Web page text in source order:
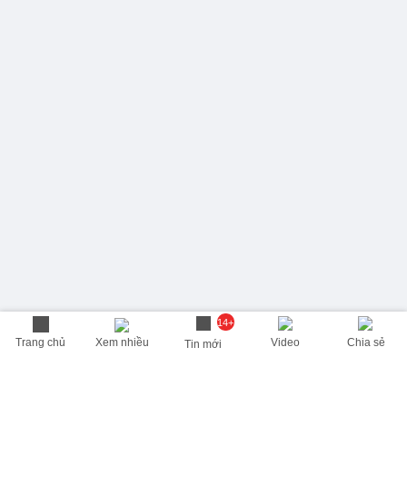
Trang chủ Xem nhiều
14+
Tin mới Video Chia sẻ